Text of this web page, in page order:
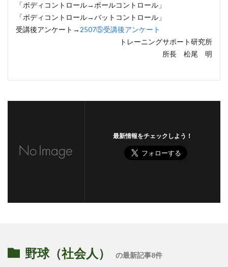
「ボディコントロール→ボールコントロール」
「ボディコントロール→バットコントロール」
受講後アンケート→ 2507⑤受講後アンケート
トレーニングサポート研究所
所長 松尾 明
最新情報をチェックしよう！
野球（社会人） の最新記事8件